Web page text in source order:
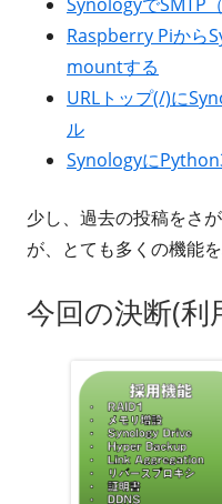
Raspberry Piから
mountする
URLトップ(/)に
ル
Synologyに
少し、過去の投稿をさ
が、とても多くの機能
今回の決断(利